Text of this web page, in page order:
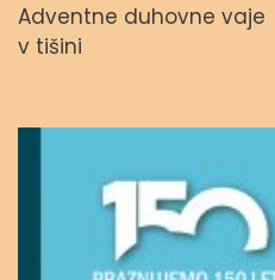
Adventne duhovne vaje
v tišini